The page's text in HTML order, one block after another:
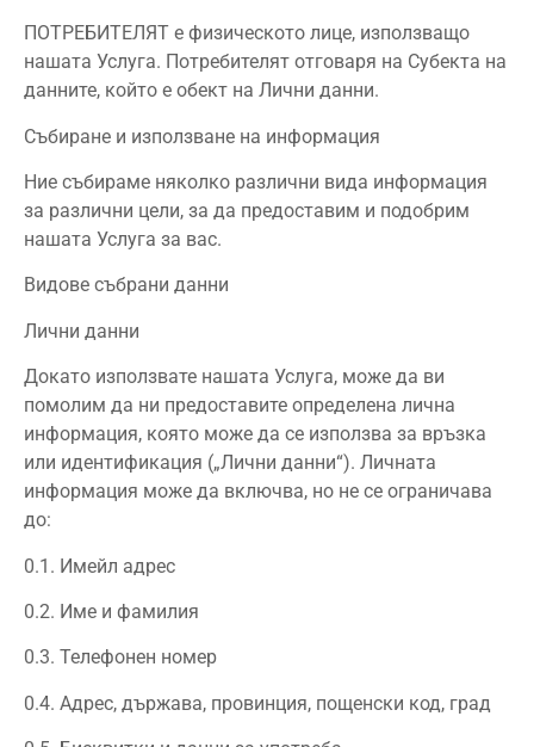
ПОТРЕБИТЕЛЯТ е физическото лице, използващо
нашата Услуга. Потребителят отговаря на Субекта на
данните, който е обект на Лични данни.
Събиране и използване на информация
Ние събираме няколко различни вида информация
за различни цели, за да предоставим и подобрим
нашата Услуга за вас.
Видове събрани данни
Лични данни
Докато използвате нашата Услуга, може да ви
помолим да ни предоставите определена лична
информация, която може да се използва за връзка
или идентификация („Лични данни“). Личната
информация може да включва, но не се ограничава
до:
0.1. Имейл адрес
0.2. Име и фамилия
0.3. Телефонен номер
0.4. Адрес, държава, провинция, пощенски код, град